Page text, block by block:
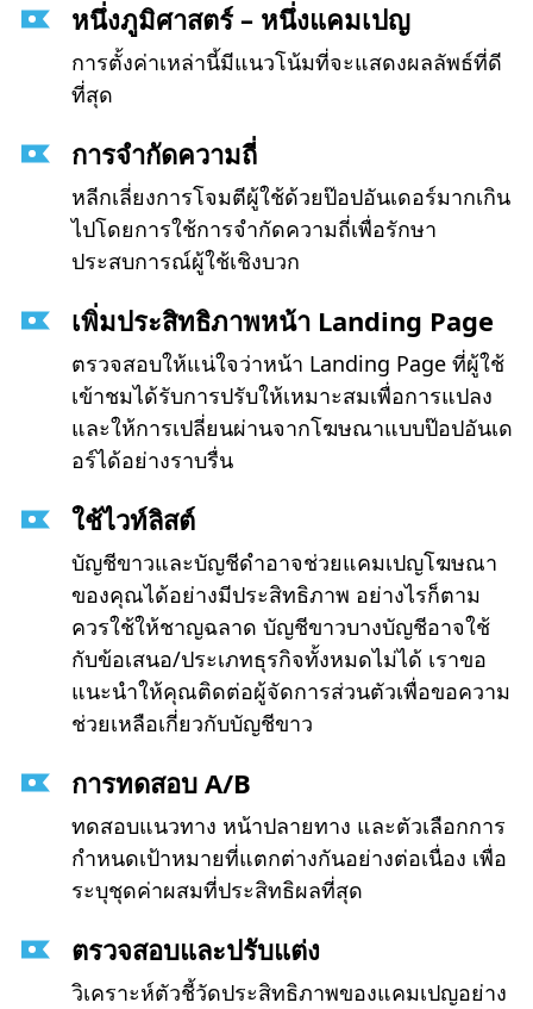
หนึ่งภูมิศาสตร์ – หนึ่งแคมเปญ
การตั้งค่าเหล่านี้มีแนวโน้มที่จะแสดงผลลัพธ์ที่ดี
ที่สุด
การจำกัดความถี่
หลีกเลี่ยงการโจมตีผู้ใช้ด้วยป๊อปอันเดอร์มากเกิน
ไปโดยการใช้การจำกัดความถี่เพื่อรักษา
ประสบการณ์ผู้ใช้เชิงบวก
เพิ่มประสิทธิภาพหน้า Landing Page
ตรวจสอบให้แน่ใจว่าหน้า Landing Page ที่ผู้ใช้
เข้าชมได้รับการปรับให้เหมาะสมเพื่อการแปลง
และให้การเปลี่ยนผ่านจากโฆษณาแบบป๊อปอันเด
อร์ได้อย่างราบรื่น
ใช้ไวท์ลิสต์
บัญชีขาวและบัญชีดำอาจช่วยแคมเปญโฆษณา
ของคุณได้อย่างมีประสิทธิภาพ อย่างไรก็ตาม
ควรใช้ให้ชาญฉลาด บัญชีขาวบางบัญชีอาจใช้
กับข้อเสนอ/ประเภทธุรกิจทั้งหมดไม่ได้ เราขอ
แนะนำให้คุณติดต่อผู้จัดการส่วนตัวเพื่อขอความ
ช่วยเหลือเกี่ยวกับบัญชีขาว
การทดสอบ A/B
ทดสอบแนวทาง หน้าปลายทาง และตัวเลือกการ
กำหนดเป้าหมายที่แตกต่างกันอย่างต่อเนื่อง เพื่อ
ระบุชุดค่าผสมที่ประสิทธิผลที่สุด
ตรวจสอบและปรับแต่ง
วิเคราะห์ตัวชี้วัดประสิทธิภาพของแคมเปญอย่าง